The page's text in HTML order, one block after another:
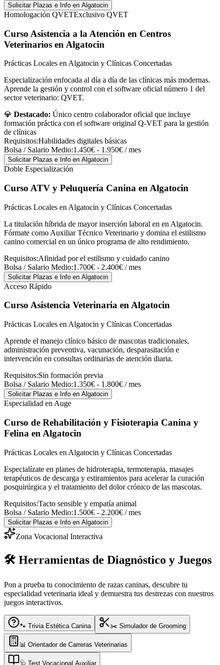
Solicitar Plazas e Info en Algatocin
Homologación QVETExclusivo QVET
Curso Asistencia a la Atención en Centros
Veterinarios en Algatocin
Prácticas Locales en Algatocin y Clínicas Concertadas
Especialización enfocada al día a día de las clínicas más modernas.
Aprende la gestión y control con el software oficial número 1 del
sector veterinario: QVET.
💎 Destacado: Único centro colaborador oficial que incluye
formación práctica con el software original Q-VET para la gestión
de clínicas
Requisitos:Habilidades digitales básicas
Bolsa / Salario Medio:1.450€ - 1.950€ / mes
Solicitar Plazas e Info en Algatocin
Doble Especialización
Curso ATV y Peluquería Canina en Algatocin
Prácticas Locales en Algatocin y Clínicas Concertadas
La titulación híbrida de mayor inserción laboral en en Algatocin.
Fórmate como Auxiliar Técnico Veterinario y domina el estilismo
canino comercial en un único programa de alto rendimiento.
Requisitos:Afinidad por el estilismo y cuidado canino
Bolsa / Salario Medio:1.700€ - 2.400€ / mes
Solicitar Plazas e Info en Algatocin
Acceso Rápido
Curso Asistencia Veterinaria en Algatocin
Prácticas Locales en Algatocin y Clínicas Concertadas
Aprende el manejo clínico básico de mascotas tradicionales,
administración preventiva, vacunación, desparasitación e
intervención en consultas ordinarias de atención diaria.
Requisitos:Sin formación previa
Bolsa / Salario Medio:1.350€ - 1.800€ / mes
Solicitar Plazas e Info en Algatocin
Especialidad en Auge
Curso de Rehabilitación y Fisioterapia Canina y
Felina en Algatocin
Prácticas Locales en Algatocin y Clínicas Concertadas
Especialízate en planes de hidroterapia, termoterapia, masajes
terapéuticos de descarga y estiramientos para acelerar la curación
posquirúrgica y el tratamiento del dolor crónico de las mascotas.
Requisitos:Tacto sensible y empatía animal
Bolsa / Salario Medio:1.500€ - 2.200€ / mes
Solicitar Plazas e Info en Algatocin
Zona Vocacional Interactiva
🛠️ Herramientas de Diagnóstico y Juegos
Pon a prueba tu conocimiento de razas caninas, descubre tu
especialidad veterinaria ideal y demuestra tus destrezas con nuestros
juegos interactivos.
🐾 Trivia Estética Canina ✂️ Simulador de Grooming
📊 Orientador de Carreras Veterinarias
🩺 Test Vocacional Auxiliar